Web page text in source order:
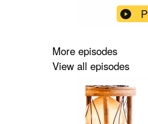
More episodes
View all episodes